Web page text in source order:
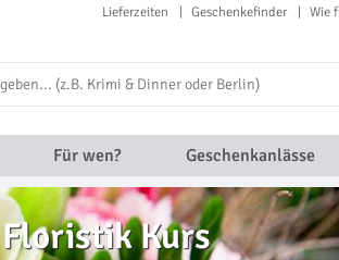
Lieferzeiten Geschenkefinder Wie
Für wen? Geschenkanlässe
Floristik Kurs